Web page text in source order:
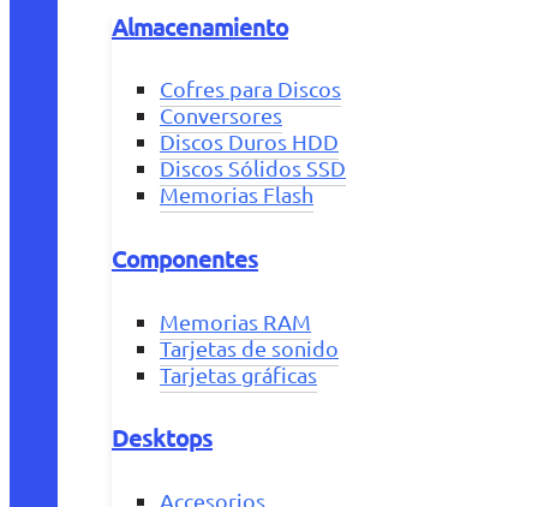
Almacenamiento
Cofres para Discos
Conversores
Discos Duros HDD
Discos Sólidos SSD
Memorias Flash
Componentes
Memorias RAM
Tarjetas de sonido
Tarjetas gráficas
Desktops
Accesorios